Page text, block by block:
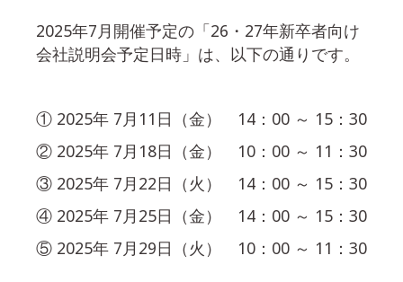
2025年7月開催予定の「26・27年新卒者向け
会社説明会予定日時」は、以下の通りです。
① 2025年 7月11日（金） 14：00 ～ 15：30
② 2025年 7月18日（金） 10：00 ～ 11：30
③ 2025年 7月22日（火） 14：00 ～ 15：30
④ 2025年 7月25日（金） 14：00 ～ 15：30
⑤ 2025年 7月29日（火） 10：00 ～ 11：30